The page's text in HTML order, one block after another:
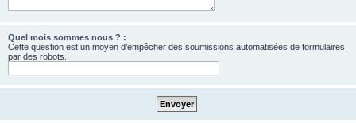
Quel mois sommes nous ? :
Cette question est un moyen d’empêcher des soumissions automatisées de formulaires
par des robots.